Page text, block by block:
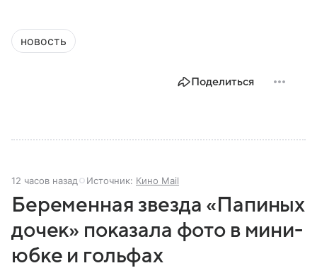
новость
Поделиться
12 часов назад Источник: Кино Mail
Беременная звезда «Папиных
дочек» показала фото в мини-
юбке и гольфах